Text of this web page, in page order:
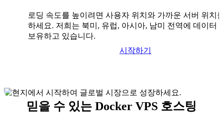
로딩 속도를 높이려면 사용자 위치와 가까운 서버 위치
하세요. 저희는 북미, 유럽, 아시아, 남미 전역에 데이터
보유하고 있습니다.
시작하기
믿을 수 있는 Docker VPS 호스팅